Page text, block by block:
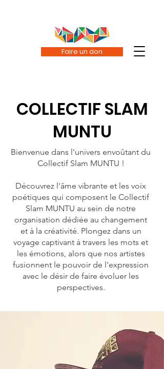
Faire un don
Collectif des
slameurs et
slameuses
COLLECTIF SLAM
MUNTU
Bienvenue dans l'univers envoûtant du
Collectif Slam MUNTU !
Découvrez l'âme vibrante et les voix
poétiques qui composent le Collectif
Slam MUNTU au sein de notre
organisation dédiée au changement
et à la créativité. Plongez dans un
voyage captivant à travers les mots et
les émotions, alors que nos artistes
fusionnent le pouvoir de l'expression
avec le désir de faire évoluer les
perspectives.